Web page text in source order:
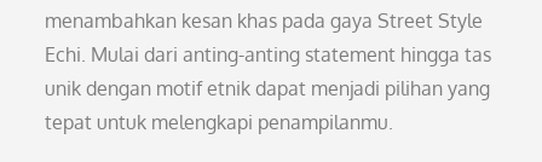
menambahkan kesan khas pada gaya Street Style
Echi. Mulai dari anting-anting statement hingga tas
unik dengan motif etnik dapat menjadi pilihan yang
tepat untuk melengkapi penampilanmu.